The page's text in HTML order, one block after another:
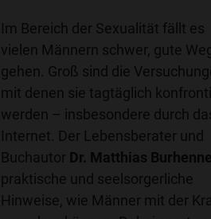
Im Bereich der Sexualität fällt es
vielen Männern schwer, gute
gehen. Groß sind die
mit denen sie tagtäglich
werden – insbesondere durch
Internet. Der Lebensberater und
Buchautor Dr. Matthias Burhenne
praktische und seelsorgerliche
Hinweise, wie Männer mit der